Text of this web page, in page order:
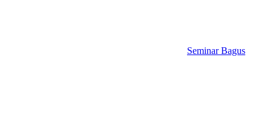
Seminar Bagus